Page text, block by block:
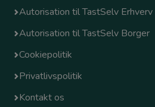
Autorisation til TastSelv Erhverv
Autorisation til TastSelv Borger
Cookiepolitik
Privatlivspolitik
Kontakt os